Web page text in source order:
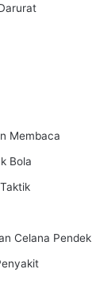
Membaca
Bola
Celana Pendek